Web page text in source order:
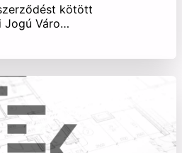
kötött
Jogú Váro…